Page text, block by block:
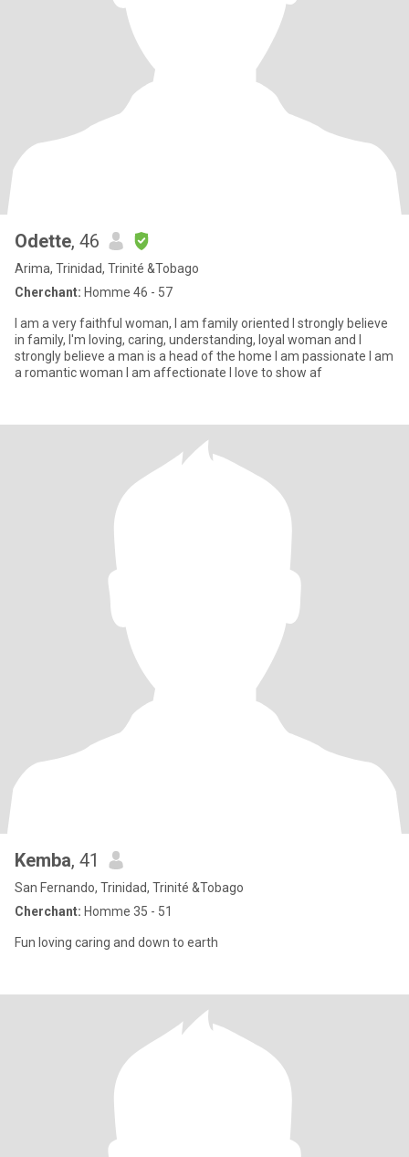
Odette, 46
Arima, Trinidad, Trinité &Tobago
Cherchant: Homme 46 - 57
I am a very faithful woman, I am family oriented I strongly believe
in family, I'm loving, caring, understanding, loyal woman and I
strongly believe a man is a head of the home I am passionate I am
a romantic woman I am affectionate I love to show af
Kemba, 41
San Fernando, Trinidad, Trinité &Tobago
Cherchant: Homme 35 - 51
Fun loving caring and down to earth